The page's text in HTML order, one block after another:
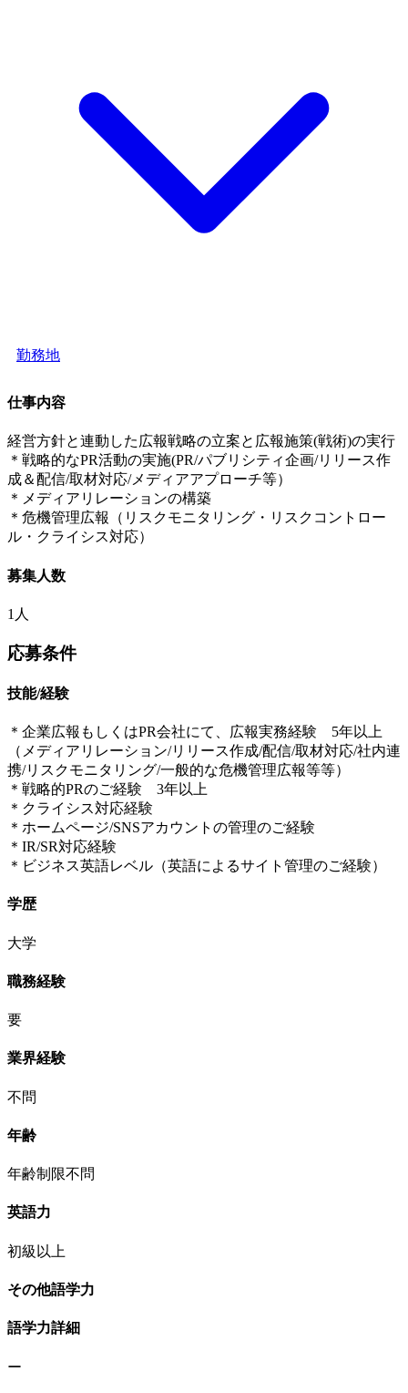
勤務地
仕事内容
経営方針と連動した広報戦略の立案と広報施策(戦術)の実行
＊戦略的なPR活動の実施(PR/パブリシティ企画/リリース作
成＆配信/取材対応/メディアアプローチ等）
＊メディアリレーションの構築
＊危機管理広報（リスクモニタリング・リスクコントロー
ル・クライシス対応）
募集人数
1人
応募条件
技能/経験
＊企業広報もしくはPR会社にて、広報実務経験 5年以上
（メディアリレーション/リリース作成/配信/取材対応/社内連
携/リスクモニタリング/一般的な危機管理広報等等）
＊戦略的PRのご経験 3年以上
＊クライシス対応経験
＊ホームページ/SNSアカウントの管理のご経験
＊IR/SR対応経験
＊ビジネス英語レベル（英語によるサイト管理のご経験）
学歴
大学
職務経験
要
業界経験
不問
年齢
年齢制限不問
英語力
初級以上
その他語学力
語学力詳細
ー